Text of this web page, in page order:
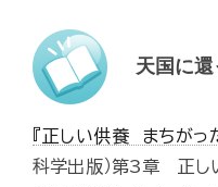
天国に
『正しい供養 まちがっ
科学出版）第3章 正し